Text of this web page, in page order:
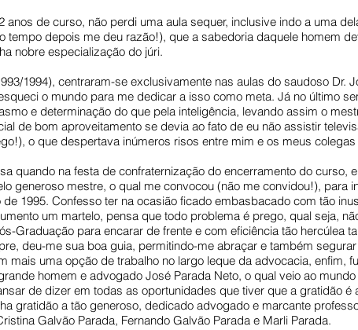
de curso, não perdi uma aula sequer, inclusive indo a uma
tempo depois me deu razão!), que a sabedoria daquele homem
nobre especialização do júri.
1994), centraram-se exclusivamente nas aulas do saudoso Dr.
o mundo para me dedicar a isso como meta. Já no último
e determinação do que pela inteligência, levando assim o
de bom aproveitamento se devia ao fato de eu não assistir
o que despertava inúmeros risos entre mim e os meus
quando na festa de confraternização do encerramento do curso,
generoso mestre, o qual me convocou (não me convidou!), para
1995. Confesso ter na ocasião ficado embasbacado com tão
um martelo, pensa que todo problema é prego, qual seja,
Graduação para encarar de frente e com eficiência tão hercúlea
deu-me sua boa guia, permitindo-me abraçar e também
mais uma opção de trabalho no largo leque da advocacia, enfim,
homem e advogado José Parada Neto, o qual veio ao
de dizer em todas as oportunidades que tiver que a gratidão é
gratidão a tão generoso, dedicado advogado e marcante
Galvão Parada, Fernando Galvão Parada e Marli Parada.